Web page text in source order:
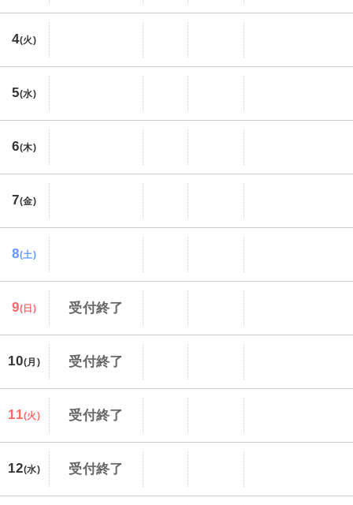
4(火)
5(水)
6(木)
7(金)
8(土)
9(日) 受付終了
10(月) 受付終了
11(火) 受付終了
12(水) 受付終了